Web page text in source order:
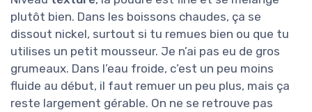
plutôt bien. Dans les boissons chaudes, ça se
dissout nickel, surtout si tu remues bien ou que tu
utilises un petit mousseur. Je n’ai pas eu de gros
grumeaux. Dans l’eau froide, c’est un peu moins
fluide au début, il faut remuer un peu plus, mais ça
reste largement gérable. On ne se retrouve pas